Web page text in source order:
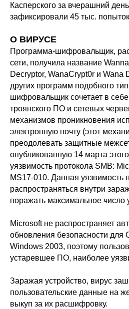
Касперского за вчерашний
зафиксировали 45 тыс.
О ВИРУСЕ
Программа-шифровальщик,
сети, получила название
Decryptor, WanaCrypt0r и Wana
других программ подобного
шифровальщик сочетает в
троянского ПО и сетевых
механизмов проникновения
электронную почту (этот
преодолевать защитные
опубликованную 14 марта
уязвимость протокола SMB:
MS17-010. Данная уязвимость
распространяться внутри
поражать максимальное число
Microsoft не распространяет
обновления безопасности для
Windows 2003, поэтому
устаревшее ПО, наиболее
Заражая устройство, вирус
пользовательские данные на
выкуп за их расшифровку.